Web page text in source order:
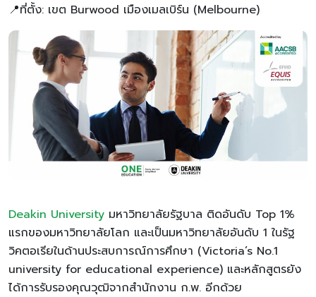
📍ที่ตั้ง: เขต Burwood เมืองเมลเบิร์น (Melbourne)
Deakin University มหาวิทยาลัยรัฐบาล ติดอันดับ Top 1%
แรกของมหาวิทยาลัยโลก และเป็นมหาวิทยาลัยอันดับ 1 ในรัฐ
วิคตอเรียในด้านประสบการณ์การศึกษา (Victoria’s No.1
university for educational experience) และหลักสูตรยัง
ได้การรับรองคุณวุฒิจากสำนักงาน ก.พ. อีกด้วย